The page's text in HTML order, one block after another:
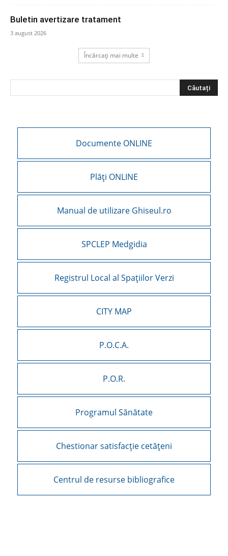
Buletin avertizare tratament
3 august 2026
Încărcați mai multe
Documente ONLINE
Plăți ONLINE
Manual de utilizare Ghiseul.ro
SPCLEP Medgidia
Registrul Local al Spațiilor Verzi
CITY MAP
P.O.C.A.
P.O.R.
Programul Sănătate
Chestionar satisfacție cetățeni
Centrul de resurse bibliografice